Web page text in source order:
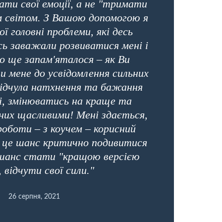
свої емоції, а не "тримати
світом. З Вашою допомогою я
головні проблеми, які десь
заважали розвиватися мені і
ще запам'яталося – як Ви
мене до усвідомлення сильних
натхнення та бажання
змінюватись на краще та
щасливими! Мені здається,
– з коучем – корисний
шанс критично подивитися
стати "кращою версією
відчути свої сили."
26 серпня, 2021